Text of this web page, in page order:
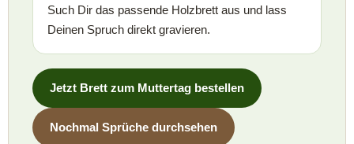
Such Dir das passende Holzbrett aus und lass
Deinen Spruch direkt gravieren.
Jetzt Brett zum Muttertag bestellen
Nochmal Sprüche durchsehen